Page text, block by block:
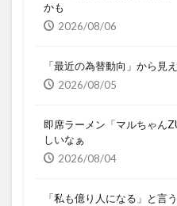
かも
2026/08/06
「最近の為替動向」から見
2026/08/05
即席ラーメン「マルちゃん
しいなぁ
2026/08/04
「私も億り人になる」と言